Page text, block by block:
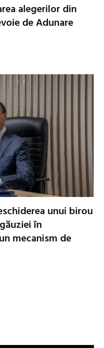
alegerilor din
de Adunare
unui birou
în
mecanism de